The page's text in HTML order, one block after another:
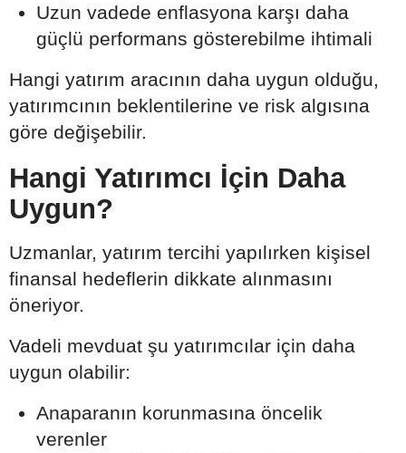
Uzun vadede enflasyona karşı daha
güçlü performans gösterebilme ihtimali
Hangi yatırım aracının daha uygun olduğu,
yatırımcının beklentilerine ve risk algısına
göre değişebilir.
Hangi Yatırımcı İçin Daha
Uygun?
Uzmanlar, yatırım tercihi yapılırken kişisel
finansal hedeflerin dikkate alınmasını
öneriyor.
Vadeli mevduat şu yatırımcılar için daha
uygun olabilir:
Anaparanın korunmasına öncelik
verenler